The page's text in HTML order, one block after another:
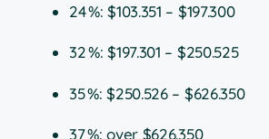
24 %: $103.351 – $197.300
32 %: $197.301 – $250.525
35 %: $250.526 – $626.350
37 %: over $626.350